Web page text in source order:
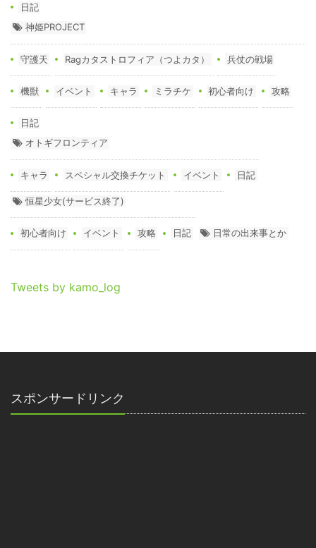
日記
神姫PROJECT
守護天 Ragカタストロフィア（つよカタ） 兵仗の戦場
機獣 イベント キャラ ミラチケ 初心者向け 攻略
日記
オトギフロンティア
キャラ スペシャル交換チケット イベント 日記
恒星少女(サービス終了)
初心者向け イベント 攻略 日記 日常の出来事とか
Tweets by kamo_log
スポンサードリンク